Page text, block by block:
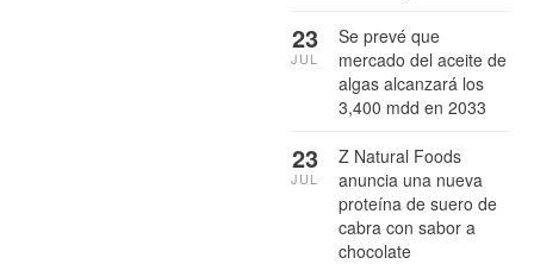
Se prevé que
mercado del aceite de
algas alcanzará los
3,400 mdd en 2033
23
JUL
Z Natural Foods
anuncia una nueva
proteína de suero de
cabra con sabor a
chocolate
23
JUL